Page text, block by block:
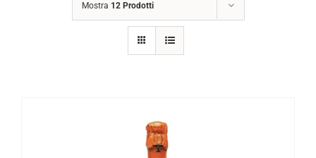
Mostra 12 Prodotti